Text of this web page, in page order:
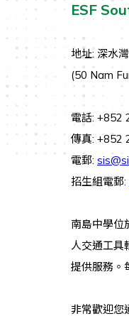
ESF
地址: 深水
(50 Nam
電話: +852
傳真: +852
電郵:
招生組電郵:
南島中學位
人交通工具
提供服務。
非常歡迎您